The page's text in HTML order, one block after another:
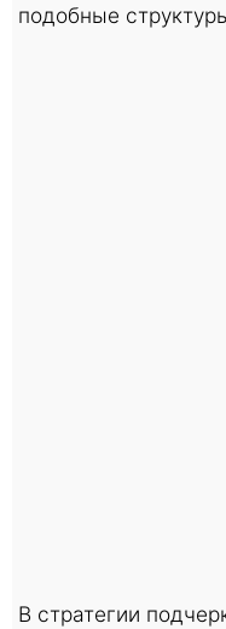
подобные
В стратегии